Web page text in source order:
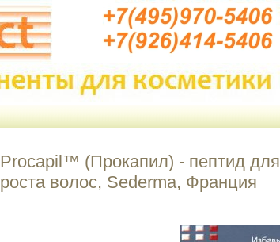
Procapil™ (Прокапил) - пептид для
роста волос, Sederma, Франция